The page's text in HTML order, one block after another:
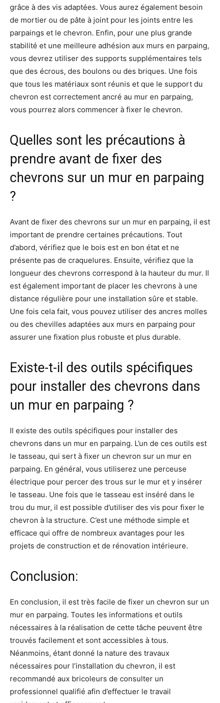
grâce à des vis adaptées. Vous aurez également besoin
de mortier ou de pâte à joint pour les joints entre les
parpaings et le chevron. Enfin, pour une plus grande
stabilité et une meilleure adhésion aux murs en parpaing,
vous devrez utiliser des supports supplémentaires tels
que des écrous, des boulons ou des briques. Une fois
que tous les matériaux sont réunis et que le support du
chevron est correctement ancré au mur en parpaing,
vous pourrez alors commencer à fixer le chevron.
Quelles sont les précautions à
prendre avant de fixer des
chevrons sur un mur en parpaing
?
Avant de fixer des chevrons sur un mur en parpaing, il est
important de prendre certaines précautions. Tout
d’abord, vérifiez que le bois est en bon état et ne
présente pas de craquelures. Ensuite, vérifiez que la
longueur des chevrons correspond à la hauteur du mur. Il
est également important de placer les chevrons à une
distance régulière pour une installation sûre et stable.
Une fois cela fait, vous pouvez utiliser des ancres molles
ou des chevilles adaptées aux murs en parpaing pour
assurer une fixation plus robuste et plus durable.
Existe-t-il des outils spécifiques
pour installer des chevrons dans
un mur en parpaing ?
Il existe des outils spécifiques pour installer des
chevrons dans un mur en parpaing. L’un de ces outils est
le tasseau, qui sert à fixer un chevron sur un mur en
parpaing. En général, vous utiliserez une perceuse
électrique pour percer des trous sur le mur et y insérer
le tasseau. Une fois que le tasseau est inséré dans le
trou du mur, il est possible d’utiliser des vis pour fixer le
chevron à la structure. C’est une méthode simple et
efficace qui offre de nombreux avantages pour les
projets de construction et de rénovation intérieure.
Conclusion:
En conclusion, il est très facile de fixer un chevron sur un
mur en parpaing. Toutes les informations et outils
nécessaires à la réalisation de cette tâche peuvent être
trouvés facilement et sont accessibles à tous.
Néanmoins, étant donné la nature des travaux
nécessaires pour l’installation du chevron, il est
recommandé aux bricoleurs de consulter un
professionnel qualifié afin d’effectuer le travail